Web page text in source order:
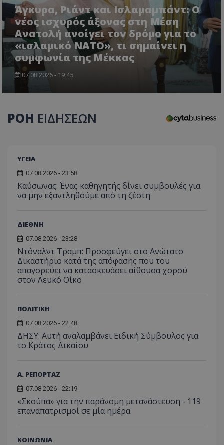
Άγκυρα, Ριάντ και Ισλαμαμπάντ: Ο
νέος ισχυρός άξονας στη Μέση
Ανατολή ανοίγει τον δρόμο για το
«ισλαμικό ΝΑΤΟ», τι σημαίνει η
συμφωνία της Μέκκας
07.08.2026 - 19:45
ΡΟΗ ΕΙΔΗΣΕΩΝ
ΥΓΕΙΑ
07.08.2026 - 23:58
Kαύσωνας: Ένας καθηγητής δίνει συμβουλές για
να μην εξαντληθούμε από τη ζέστη
ΔΙΕΘΝΗ
07.08.2026 - 23:28
Ντόναλντ Τραμπ: Προσφεύγει στο Ανώτατο
Δικαστήριο κατά της απόφασης που του
απαγορεύει να κατασκευάσει αίθουσα χορού
στον Λευκό Οίκο
ΠΟΛΙΤΙΚΗ
07.08.2026 - 22:48
ΔΗΣΥ: Αυτή αναλαμβάνει Ειδική Σύμβουλος για
το Κράτος Δικαίου
Α. ΡΕΠΟΡΤΑΖ
07.08.2026 - 22:19
«Σκούπα» για την παράνομη μετανάστευση - 119
επαναπατρισμοί σε μία ημέρα
ΚΟΙΝΩΝΙΑ
για